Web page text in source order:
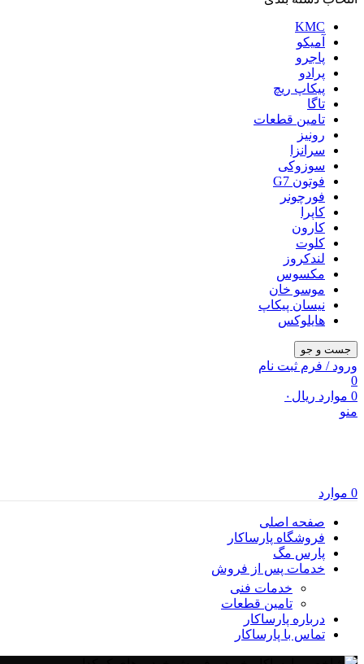
KMC
آمیکو
پاجرو
پرادو
پیکاپ ریچ
تاگا
تامین قطعات
رونیز
سرانزا
سوزوکی
فوتون G7
فورچونر
کاپرا
کارون
کلوت
لندکروز
مکسوس
موسو خان
نیسان پیکاپ
هایلوکس
جست و جو
ورود / فرم ثبت نام
0
0 موارد ریال ۰
منو
0 موارد
صفحه اصلی
فروشگاه پارساکار
پارس مگ
خدمات پس از فروش
خدمات فنی
تامین قطعات
درباره پارساکار
تماس با پارساکار